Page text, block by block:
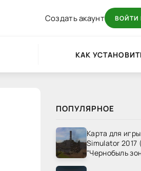
Создать акаунт ВОЙТИ
КАК
ПОПУЛЯРНОЕ
Карта для
Simulator 2017
"Чернобыль